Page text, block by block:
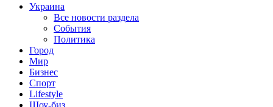
Украина
Все новости раздела
События
Политика
Город
Мир
Бизнес
Спорт
Lifestyle
Шоу-биз